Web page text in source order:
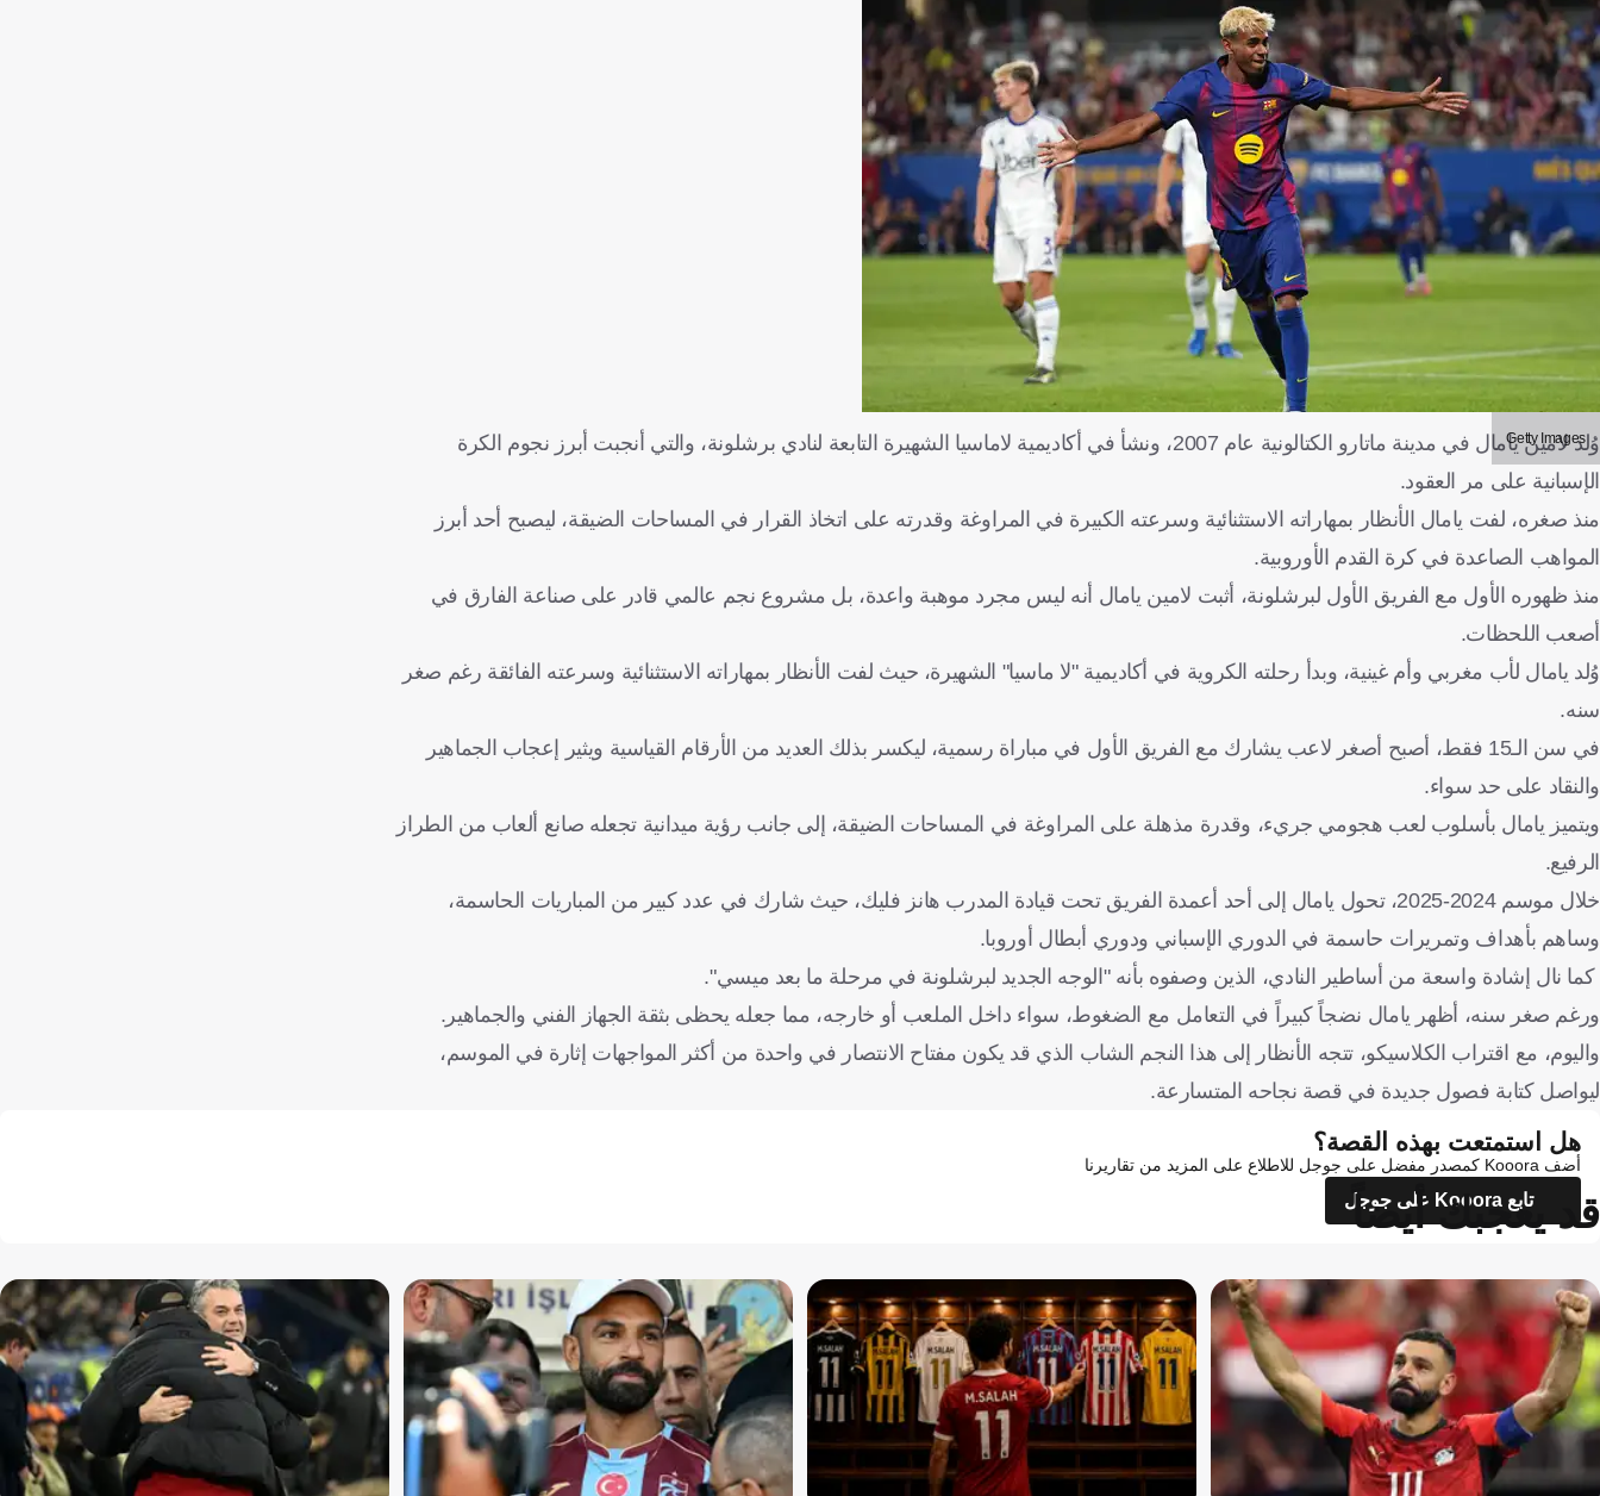
Getty Images
وُلد لامين يامال في مدينة ماتارو الكتالونية عام 2007، ونشأ في أكاديمية لاماسيا الشهيرة التابعة لنادي برشلونة، والتي أنجبت أبرز نجوم الكرة
الإسبانية على مر العقود.
منذ صغره، لفت يامال الأنظار بمهاراته الاستثنائية وسرعته الكبيرة في المراوغة وقدرته على اتخاذ القرار في المساحات الضيقة، ليصبح أحد أبرز
المواهب الصاعدة في كرة القدم الأوروبية.
منذ ظهوره الأول مع الفريق الأول لبرشلونة، أثبت لامين يامال أنه ليس مجرد موهبة واعدة، بل مشروع نجم عالمي قادر على صناعة الفارق في
أصعب اللحظات.
وُلد يامال لأب مغربي وأم غينية، وبدأ رحلته الكروية في أكاديمية "لا ماسيا" الشهيرة، حيث لفت الأنظار بمهاراته الاستثنائية وسرعته الفائقة رغم صغر
سنه.
في سن الـ15 فقط، أصبح أصغر لاعب يشارك مع الفريق الأول في مباراة رسمية، ليكسر بذلك العديد من الأرقام القياسية ويثير إعجاب الجماهير
والنقاد على حد سواء.
ويتميز يامال بأسلوب لعب هجومي جريء، وقدرة مذهلة على المراوغة في المساحات الضيقة، إلى جانب رؤية ميدانية تجعله صانع ألعاب من الطراز
الرفيع.
خلال موسم 2024-2025، تحول يامال إلى أحد أعمدة الفريق تحت قيادة المدرب هانز فليك، حيث شارك في عدد كبير من المباريات الحاسمة،
وساهم بأهداف وتمريرات حاسمة في الدوري الإسباني ودوري أبطال أوروبا.
كما نال إشادة واسعة من أساطير النادي، الذين وصفوه بأنه "الوجه الجديد لبرشلونة في مرحلة ما بعد ميسي".
ورغم صغر سنه، أظهر يامال نضجاً كبيراً في التعامل مع الضغوط، سواء داخل الملعب أو خارجه، مما جعله يحظى بثقة الجهاز الفني والجماهير.
واليوم، مع اقتراب الكلاسيكو، تتجه الأنظار إلى هذا النجم الشاب الذي قد يكون مفتاح الانتصار في واحدة من أكثر المواجهات إثارة في الموسم،
ليواصل كتابة فصول جديدة في قصة نجاحه المتسارعة.
هل استمتعت بهذه القصة؟
أضف Kooora كمصدر مفضل على جوجل للاطلاع على المزيد من تقاريرنا
تابع Kooora على جوجل
قد يعجبك أيضاً